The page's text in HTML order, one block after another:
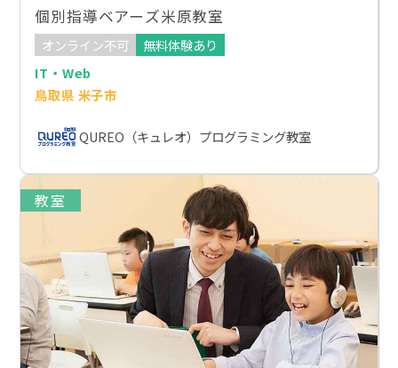
個別指導ベアーズ米原教室
オンライン不可
無料体験あり
IT・Web
鳥取県 米子市
QUREO（キュレオ）プログラミング教室
教室